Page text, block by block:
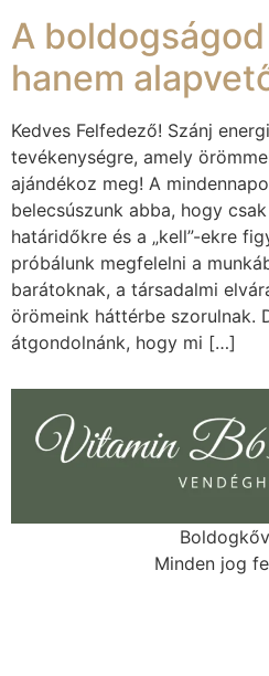
A
hanem
Kedves Felfedező! Szánj
tevékenységre, amely
ajándékoz meg! A
belecsúszunk abba, hogy
határidőkre és a „kell”-ekre
próbálunk megfelelni a
barátoknak, a társadalmi
örömeink háttérbe szorulnak.
átgondolnánk, hogy mi […]
Minden jog